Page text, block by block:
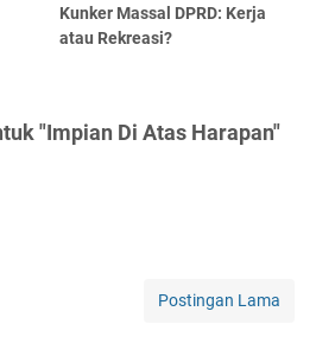
Kunker Massal DPRD: Kerja
atau Rekreasi?
"Impian Di Atas Harapan"
Postingan Lama